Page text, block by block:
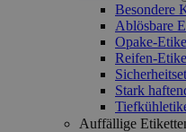
Besondere
Ablösbare
Opake-
Reifen-
Stark
Auffällige